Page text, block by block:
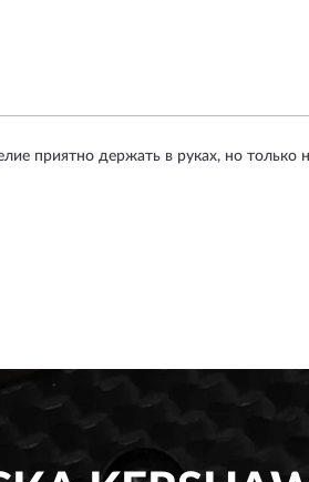
приятно держать в руках, но только